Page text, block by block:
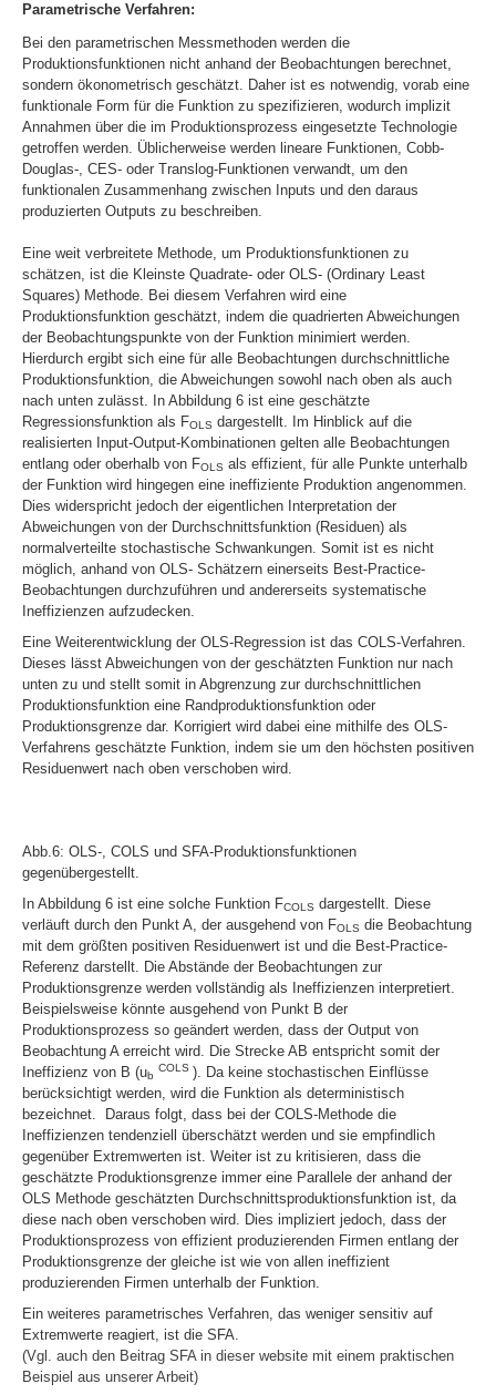
Parametrische Verfahren:
Bei den parametrischen Messmethoden werden die
Produktionsfunktionen nicht anhand der Beobachtungen berechnet,
sondern ökonometrisch geschätzt. Daher ist es notwendig, vorab eine
funktionale Form für die Funktion zu spezifizieren, wodurch implizit
Annahmen über die im Produktionsprozess eingesetzte Technologie
getroffen werden. Üblicherweise werden lineare Funktionen, Cobb-
Douglas-, CES- oder Translog-Funktionen verwandt, um den
funktionalen Zusammenhang zwischen Inputs und den daraus
produzierten Outputs zu beschreiben.
Eine weit verbreitete Methode, um Produktionsfunktionen zu
schätzen, ist die Kleinste Quadrate- oder OLS- (Ordinary Least
Squares) Methode. Bei diesem Verfahren wird eine
Produktionsfunktion geschätzt, indem die quadrierten Abweichungen
der Beobachtungspunkte von der Funktion minimiert werden.
Hierdurch ergibt sich eine für alle Beobachtungen durchschnittliche
Produktionsfunktion, die Abweichungen sowohl nach oben als auch
nach unten zulässt. In Abbildung 6 ist eine geschätzte
Regressionsfunktion als FOLS dargestellt. Im Hinblick auf die
realisierten Input-Output-Kombinationen gelten alle Beobachtungen
entlang oder oberhalb von FOLS als effizient, für alle Punkte unterhalb
der Funktion wird hingegen eine ineffiziente Produktion angenommen.
Dies widerspricht jedoch der eigentlichen Interpretation der
Abweichungen von der Durchschnittsfunktion (Residuen) als
normalverteilte stochastische Schwankungen. Somit ist es nicht
möglich, anhand von OLS- Schätzern einerseits Best-Practice-
Beobachtungen durchzuführen und andererseits systematische
Ineffizienzen aufzudecken.
Eine Weiterentwicklung der OLS-Regression ist das COLS-Verfahren.
Dieses lässt Abweichungen von der geschätzten Funktion nur nach
unten zu und stellt somit in Abgrenzung zur durchschnittlichen
Produktionsfunktion eine Randproduktionsfunktion oder
Produktionsgrenze dar. Korrigiert wird dabei eine mithilfe des OLS-
Verfahrens geschätzte Funktion, indem sie um den höchsten positiven
Residuenwert nach oben verschoben wird.
Abb.6: OLS-, COLS und SFA-Produktionsfunktionen
gegenübergestellt.
In Abbildung 6 ist eine solche Funktion FCOLS dargestellt. Diese
verläuft durch den Punkt A, der ausgehend von FOLS die Beobachtung
mit dem größten positiven Residuenwert ist und die Best-Practice-
Referenz darstellt. Die Abstände der Beobachtungen zur
Produktionsgrenze werden vollständig als Ineffizienzen interpretiert.
Beispielsweise könnte ausgehend von Punkt B der
Produktionsprozess so geändert werden, dass der Output von
Beobachtung A erreicht wird. Die Strecke AB entspricht somit der
Ineffizienz von B (ub
COLS ). Da keine stochastischen Einflüsse
berücksichtigt werden, wird die Funktion als deterministisch
bezeichnet. Daraus folgt, dass bei der COLS-Methode die
Ineffizienzen tendenziell überschätzt werden und sie empfindlich
gegenüber Extremwerten ist. Weiter ist zu kritisieren, dass die
geschätzte Produktionsgrenze immer eine Parallele der anhand der
OLS Methode geschätzten Durchschnittsproduktionsfunktion ist, da
diese nach oben verschoben wird. Dies impliziert jedoch, dass der
Produktionsprozess von effizient produzierenden Firmen entlang der
Produktionsgrenze der gleiche ist wie von allen ineffizient
produzierenden Firmen unterhalb der Funktion.
Ein weiteres parametrisches Verfahren, das weniger sensitiv auf
Extremwerte reagiert, ist die SFA.
(Vgl. auch den Beitrag SFA in dieser website mit einem praktischen
Beispiel aus unserer Arbeit)